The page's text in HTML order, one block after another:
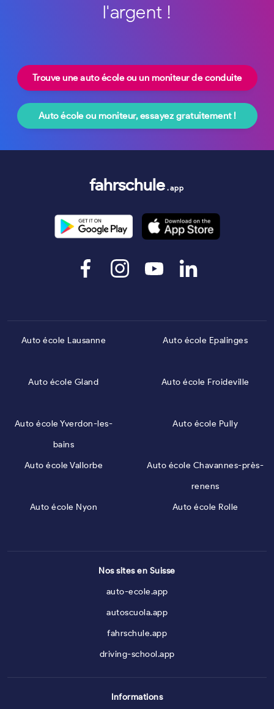
l'argent !
Trouve une auto école ou un moniteur de conduite
Auto école ou moniteur, essayez gratuitement !
fahrschule .app
Auto école Lausanne
Auto école Gland
Auto école Yverdon-les-
bains
Auto école Vallorbe
Auto école Nyon
Auto école Epalinges
Auto école Froideville
Auto école Pully
Auto école Chavannes-près-
renens
Auto école Rolle
Nos sites en Suisse
auto-ecole.app
autoscuola.app
fahrschule.app
driving-school.app
Informations